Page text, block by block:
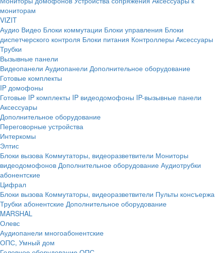
мониторам
VIZIT
Аудио Видео Блоки коммутации Блоки управления Блоки
диспетчерского контроля Блоки питания Контроллеры Аксессуары
Трубки
Вызывные панели
Видеопанели Аудиопанели Дополнительное оборудование
Готовые комплекты
IP домофоны
Готовые IP комплекты IP видеодомофоны IP-вызывные панели
Аксессуары
Дополнительное оборудование
Переговорные устройства
Интеркомы
Элтис
Блоки вызова Коммутаторы, видеоразветвители Мониторы
видеодомофонов Дополнительное оборудование Аудиотрубки
абонентские
Цифрал
Блоки вызова Коммутаторы, видеоразветвители Пульты консъержа
Трубки абонентские Дополнительное оборудование
MARSHAL
Олевс
Аудиопанели многоабонентские
ОПС, Умный дом